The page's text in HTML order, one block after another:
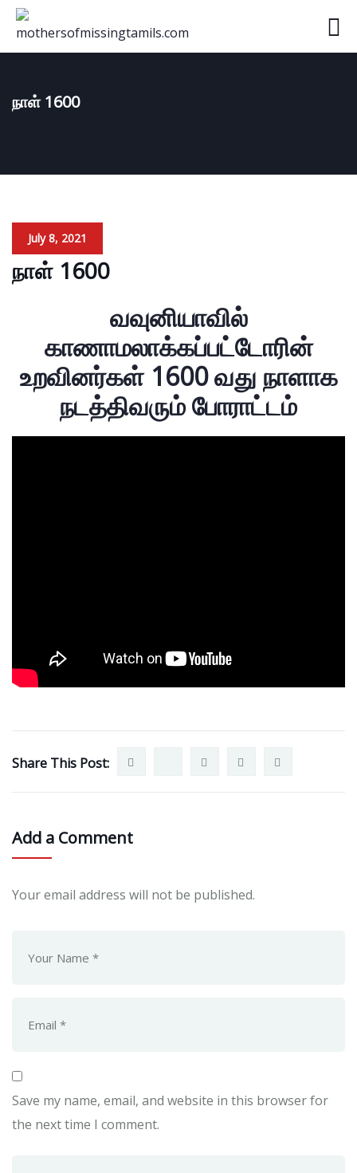
நாள் 1600
July 8, 2021
நாள் 1600
வவுனியாவில்
காணாமலாக்கப்பட்டோரின்
உறவினர்கள் 1600 வது நாளாக
நடத்திவரும் போராட்டம்
Share This Post:
Add a Comment
Your email address will not be published.
Save my name, email, and website in this browser for
the next time I comment.